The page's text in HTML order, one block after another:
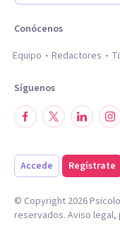
Conócenos
Equipo
Redactores
Síguenos
Accede Regístrate
© Copyright 2026
reservados. Aviso legal,